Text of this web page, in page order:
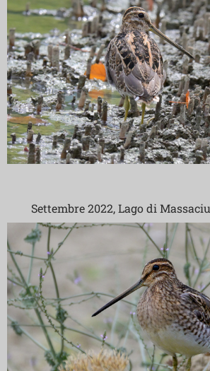
Settembre 2022, Lago di